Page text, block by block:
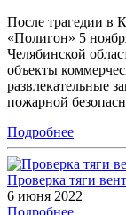
После трагедии в
«Полигон» 5
Челябинской
объекты
развлекательные
пожарной
Подробнее
Проверка тяги
6 июня 2022
Подробнее